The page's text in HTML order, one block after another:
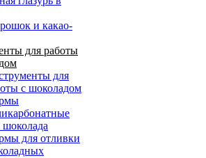
и какао-
для работы
для
с шоколадом
шоколада
для отливки